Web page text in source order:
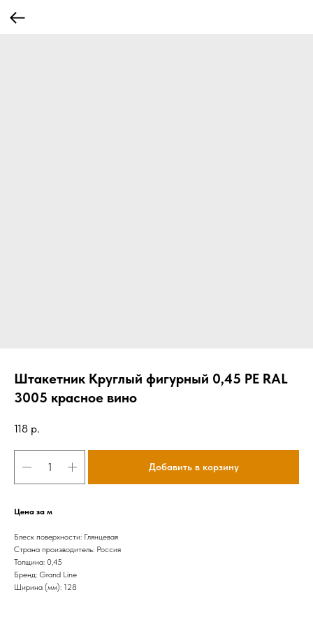
Штакетник Круглый фигурный 0,45 PE RAL
3005 красное вино
118 р.
Добавить в корзину
Цена за м
Блеск поверхности: Глянцевая
Страна производитель: Россия
Толщина: 0,45
Бренд: Grand Line
Ширина (мм): 128